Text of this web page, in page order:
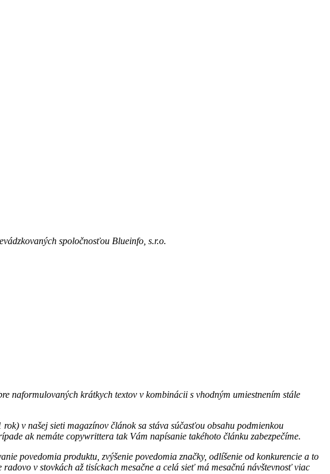
spoločnosťou Blueinfo, s.r.o.
naformulovaných krátkych textov v kombinácii s vhodným umiestnením stále
v našej sieti magazínov článok sa stáva súčasťou obsahu podmienkou
ak nemáte copywrittera tak Vám napísanie takéhoto článku zabezpečíme.
povedomia produktu, zvýšenie povedomia značky, odlíšenie od konkurencie a to
v stovkách až tisíckach mesačne a celá sieť má mesačnú návštevnosť viac